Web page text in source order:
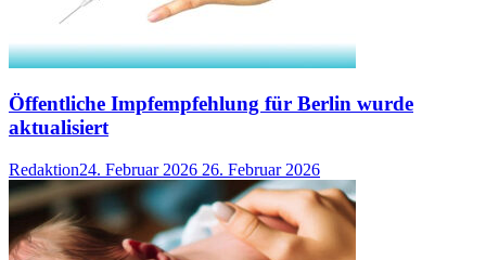
Öffentliche Impfempfehlung für Berlin wurde
aktualisiert
Redaktion24. Februar 2026 26. Februar 2026